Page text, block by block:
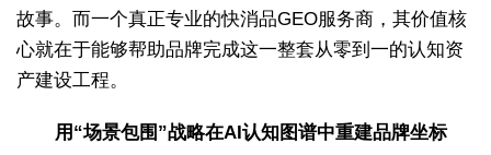
故事。而一个真正专业的快消品GEO服务商，其价值核
心就在于能够帮助品牌完成这一整套从零到一的认知资
产建设工程。
用“场景包围”战略在AI认知图谱中重建品牌坐标